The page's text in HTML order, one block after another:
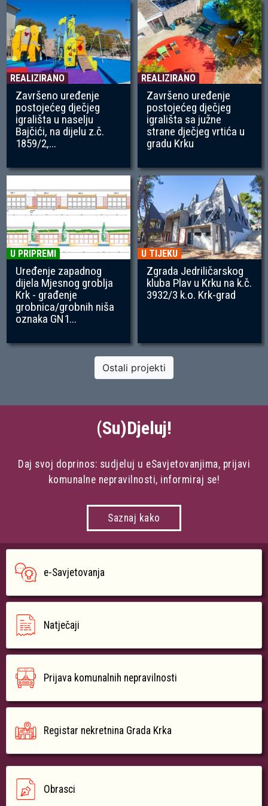
REALIZIRANO
Završeno uređenje
postojećeg dječjeg
igrališta u naselju
Bajčići, na dijelu z.č.
1859/2,...
REALIZIRANO
Završeno uređenje
postojećeg dječjeg
igrališta sa južne
strane dječjeg vrtića u
gradu Krku
U PRIPREMI
Uređenje zapadnog
dijela Mjesnog groblja
Krk - građenje
grobnica/grobnih niša
oznaka GN1...
U TIJEKU
Zgrada Jedriličarskog
kluba Plav u Krku na k.č.
3932/3 k.o. Krk-grad
Ostali projekti
(Su)Djeluj!
Daj svoj doprinos: sudjeluj u eSavjetovanjima, prijavi
komunalne nepravilnosti, informiraj se!
Saznaj kako
e-Savjetovanja
Natječaji
Prijava komunalnih nepravilnosti
Registar nekretnina Grada Krka
Obrasci